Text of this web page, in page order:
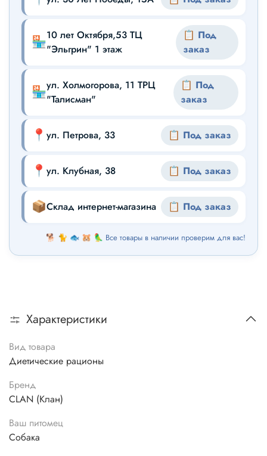
🏪10 лет Октября,53 ТЦ
"Эльгрин" 1 этаж
📋 Под
заказ
🏪ул. Холмогорова, 11 ТРЦ
"Талисман"
📋 Под
заказ
📍 ул. Петрова, 33 📋 Под заказ
📍 ул. Клубная, 38 📋 Под заказ
📦Склад интернет-магазина 📋 Под заказ
🐕 🐈 🐟 🐹 🦜 Все товары в наличии проверим для вас!
Характеристики
Вид товара
Диетические рационы
Бренд
CLAN (Клан)
Ваш питомец
Собака